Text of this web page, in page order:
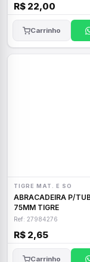
R$ 22,00
Carrinho
TIGRE MAT. E SO
ABRACADEIRA P/TUBOS 40 A
75MM TIGRE
Ref: 27984276
R$ 2,65
Carrinho